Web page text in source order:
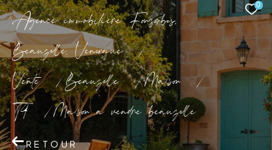
0
Agence immobilière Fonsorbes,
Beauzelle, Venerque
Vente
Beauzelle
Maison
T4
Maison a vendre beauzelle
RETOUR